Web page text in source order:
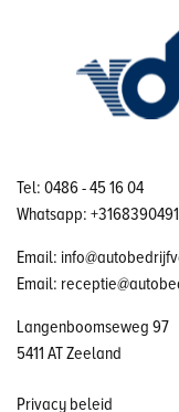
Tel: 0486 - 45 16 04
Whatsapp:
Email:
Email:
Langenboomseweg 97
5411 AT Zeeland
Privacy beleid